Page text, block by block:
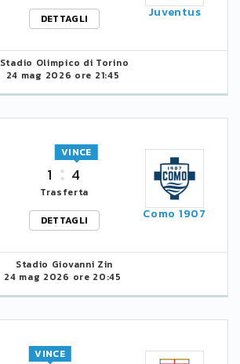
DETTAGLI
Juventus
Stadio Olimpico di Torino
24 mag 2026 ore 21:45
1 4
VINCE
Trasferta
DETTAGLI
Como 1907
Stadio Giovanni Zin
24 mag 2026 ore 20:45
VINCE